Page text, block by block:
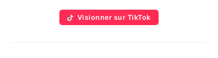
Visionner sur TikTok